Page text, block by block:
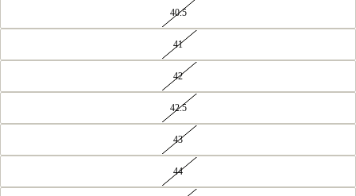
40.5
41
42
42.5
43
44